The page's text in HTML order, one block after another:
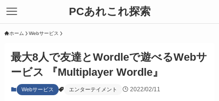
PCあれこれ探索
ホーム Webサービス
最大8人で友達とWordleで遊べるWebサ
ービス 『Multiplayer Wordle』
Webサービス エンターテイメント 2022/02/11